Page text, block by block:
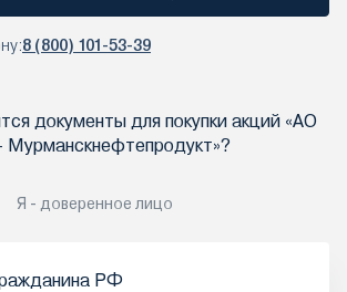
8 (800) 101-53-39
документы для покупки акций «АО
Я - доверенное лицо
РФ